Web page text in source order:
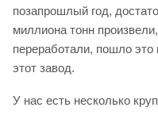
позапрошлый год,
миллиона тонн
переработали, пошло это
этот завод.
У нас есть несколько